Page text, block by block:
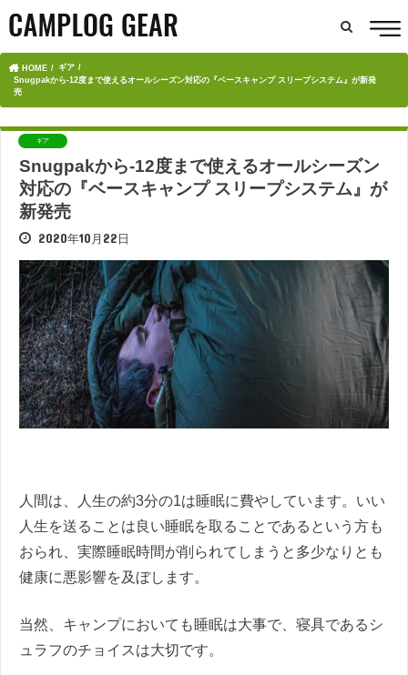
HOME
ギア
Snugpakから-12度まで使えるオールシーズン対応の『ベースキャンプ スリープシステム』が新発
売
ギア
Snugpakから-12度まで使えるオールシーズン
対応の『ベースキャンプ スリープシステム』が
新発売
2020年10月22日
人間は、人生の約3分の1は睡眠に費やしています。いい
人生を送ることは良い睡眠を取ることであるという方も
おられ、実際睡眠時間が削られてしまうと多少なりとも
健康に悪影響を及ぼします。
当然、キャンプにおいても睡眠は大事で、寝具であるシ
ュラフのチョイスは大切です。